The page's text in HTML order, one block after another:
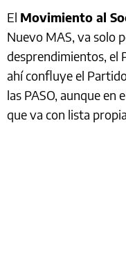
El Movimiento al
Nuevo MAS, va solo
desprendimientos, el
ahí confluye el
las PASO, aunque en
que va con lista